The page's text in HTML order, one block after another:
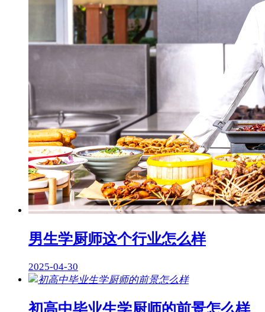
男生学厨师这个行业怎么样
2025-04-30
初高中毕业生学厨师的前景怎么样